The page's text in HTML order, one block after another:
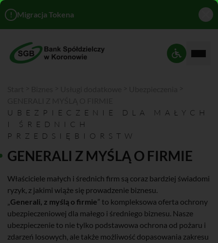
! Migracja Tokena
Ustawienia
UBEZPIECZENIE DLA MAŁYCH
I ŚREDNICH
PRZEDSIĘBIORSTW
GENERALI Z MYŚLĄ O FIRMIE
Właściciele małych i średnich firm są coraz bardziej świadomi
ryzyk, z jakimi wiąże się prowadzenie biznesu.
„Generali, z myślą o firmie” to kompleksowa oferta ochrony
ubezpieczeniowej dla małego i średniego biznesu. Nasze
ubezpieczenie to nie tylko podstawowa ochrona od pożaru i
zdarzeń losowych, ale także możliwość dopasowania zakresu